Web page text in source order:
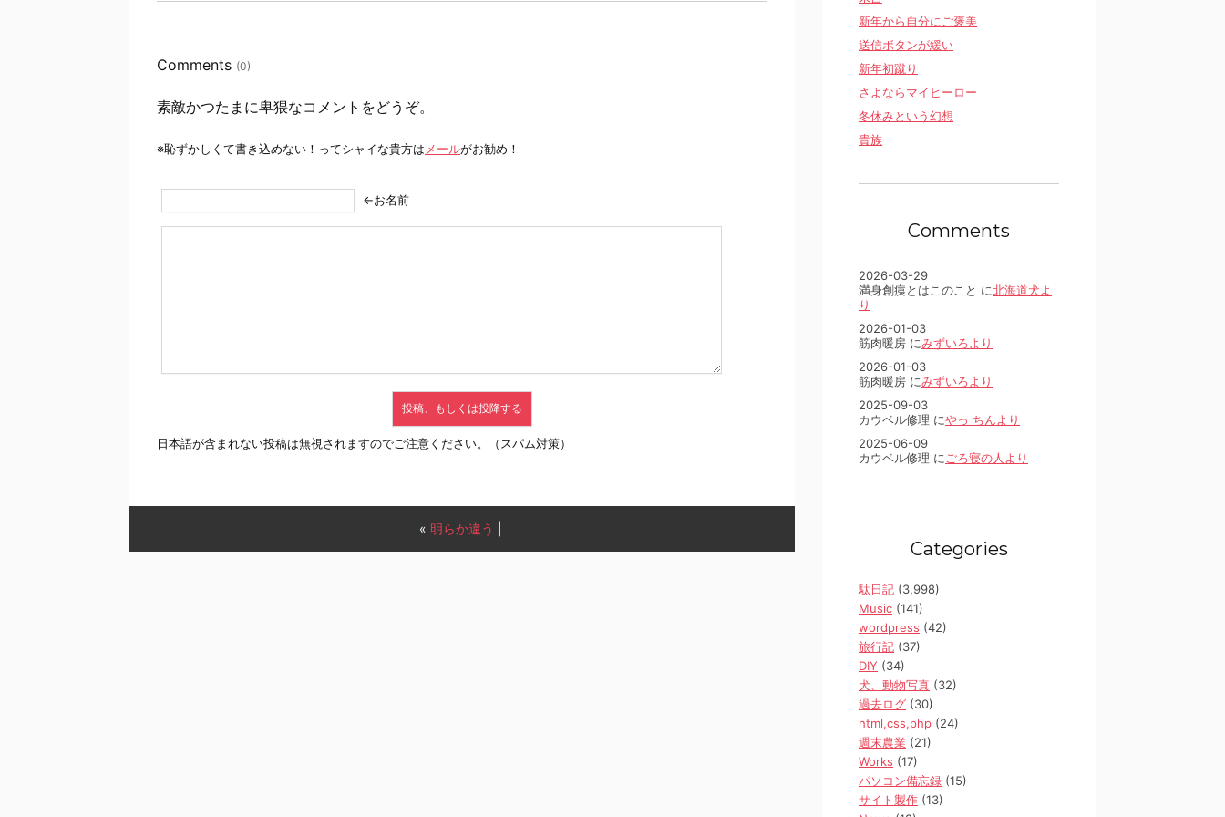
Comments (0)
素敵かつたまに卑猥なコメントをどうぞ。
※恥ずかしくて書き込めない！ってシャイな貴方は メールがお勧め！
←お名前
日本語が含まれない投稿は無視されますのでご注意ください。（スパム対策）
« 明らか違う
新年から自分にご褒美
送信ボタンが緩い
新年初蹴り
さよならマイヒーロー
冬休みという幻想
貴族
Comments
2026-03-29
満身創痍とはこのこと に北海道犬よ
り
2026-01-03
筋肉暖房 にみずいろより
2026-01-03
筋肉暖房 にみずいろより
2025-09-03
カウベル修理 にやっ ちんより
2025-06-09
カウベル修理 に ごろ寝の人より
Categories
駄日記 (3,998)
Music (141)
wordpress (42)
旅行記 (37)
DIY (34)
犬、動物写真 (32)
過去ログ (30)
html,css,php (24)
週末農業 (21)
Works (17)
パソコン備忘録 (15)
サイト製作 (13)